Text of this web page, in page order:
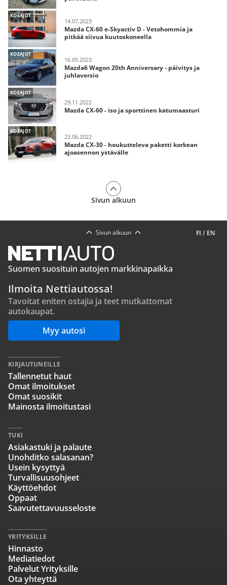
KOEAJOT
14.07.2023
Mazda CX-60 e-Skyactiv D - Vetohommia ja
pitkää siivua kuutoskoneella
KOEAJOT
16.05.2023
Mazda6 Wagon 20th Anniversary - päivitys ja
juhlaversio
KOEAJOT
29.11.2022
Mazda CX-60 - iso ja sporttinen katumaasturi
KOEAJOT
23.06.2022
Mazda CX-30 - houkutteleva paketti korkean
ajoasennon ystävälle
Sivun alkuun
FI / EN
Sivun alkuun
Suomen suosituin autojen markkinapaikka
Ilmoita Nettiautossa!
Tavoitat eniten ostajia ja teet mutkattomat
autokaupat.
Myy autosi
KIRJAUTUNEILLE
Tallennetut haut
Omat ilmoitukset
Omat suosikit
Mainosta ilmoitustasi
TUKI
Asiakastuki ja palaute
Unohditko salasanan?
Usein kysyttyä
Turvallisuusohjeet
Käyttöehdot
Oppaat
Saavutettavuusseloste
YRITYKSILLE
Hinnasto
Mediatiedot
Palvelut Yrityksille
Ota yhteyttä